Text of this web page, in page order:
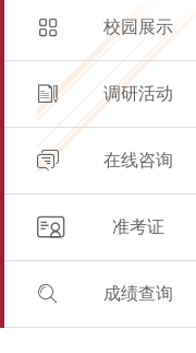
校园展示
调研活动
在线咨询
准考证
成绩查询